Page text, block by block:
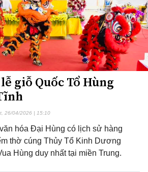
giỗ Quốc Tổ Hùng
26/04/2026 | 15:10
hóa Đại Hùng có lịch sử hàng
thờ cúng Thủy Tổ Kinh Dương
Hùng duy nhất tại miền Trung.